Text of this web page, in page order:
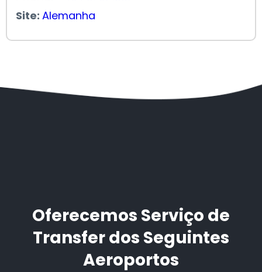
Site: Alemanha
Oferecemos Serviço de
Transfer dos Seguintes
Aeroportos